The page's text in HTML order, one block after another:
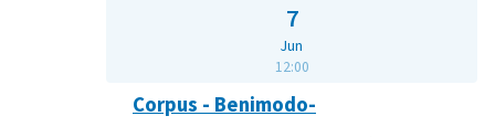
7
Jun
12:00
Corpus - Benimodo-